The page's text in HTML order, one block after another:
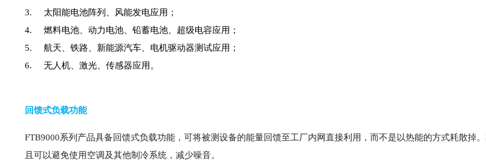
3.
太阳能电池阵列、风能发电应用；
4.
燃料电池、动力电池、铅蓄电池、超级电容应用；
5.
航天、铁路、新能源汽车、电机驱动器测试应用；
6.
无人机、激光、传感器应用。
回馈式负载功能
FTB9000系列产品具备回馈式负载功能，可将被测设备的能量回馈至工厂内网直接利用，而不是以热能的方式耗散掉
且可以避免使用空调及其他制冷系统，减少噪音。